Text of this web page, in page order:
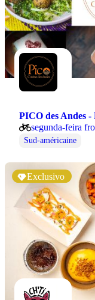
PICO des Andes
segunda-feira
Sud-américaine
Exclusivo